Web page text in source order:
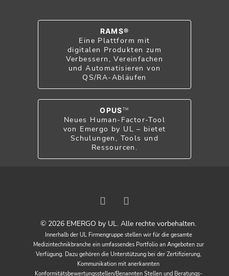
RAMS®
Eine Plattform mit
digitalen Produkten zum
Verbessern, Vereinfachen
und Automatisieren von
QS/RA-Abläufen
OPUS TM
Neues Human-Factor-Tool
von Emergo by UL – bietet
Schulungen, Tools und
Ressourcen.
© 2026 EMERGO by UL. Alle rechte vorbehalten.
Innerhalb der UL Firmengruppe stellen wir für die gesamte
Medizintechnikbranche ein umfassendes Portfolio an Angeboten zur
Verfügung. Dazu gehören die Unterstützung bei der Zertifizierung,
Kommunikation mit anerkannten
Konformitätsbewertungsstellen/Benannten Stellen und Beratungs-